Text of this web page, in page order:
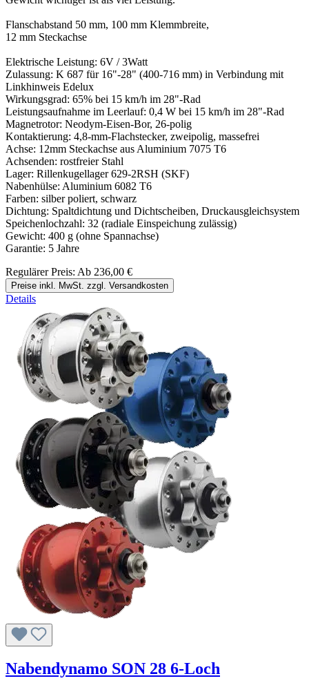
Flanschabstand 50 mm, 100 mm Klemmbreite,
12 mm Steckachse
Elektrische Leistung: 6V / 3Watt
Zulassung: K 687 für 16"-28" (400-716 mm) in Verbindung mit
Linkhinweis Edelux
Wirkungsgrad: 65% bei 15 km/h im 28"-Rad
Leistungsaufnahme im Leerlauf: 0,4 W bei 15 km/h im 28"-Rad
Magnetrotor: Neodym-Eisen-Bor, 26-polig
Kontaktierung: 4,8-mm-Flachstecker, zweipolig, massefrei
Achse: 12mm Steckachse aus Aluminium 7075 T6
Achsenden: rostfreier Stahl
Lager: Rillenkugellager 629-2RSH (SKF)
Nabenhülse: Aluminium 6082 T6
Farben: silber poliert, schwarz
Dichtung: Spaltdichtung und Dichtscheiben, Druckausgleichsystem
Speichenlochzahl: 32 (radiale Einspeichung zulässig)
Gewicht: 400 g (ohne Spannachse)
Garantie: 5 Jahre
Regulärer Preis: Ab 236,00 €
Preise inkl. MwSt. zzgl. Versandkosten
Details
Nabendynamo SON 28 6-Loch